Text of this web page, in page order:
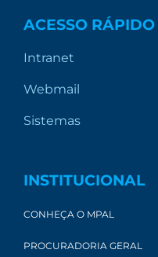
ACESSO RÁPIDO
Intranet
Webmail
Sistemas
INSTITUCIONAL
CONHEÇA O MPAL
PROCURADORIA GERAL